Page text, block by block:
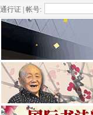
通行证 | 帐号: